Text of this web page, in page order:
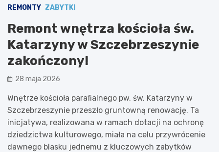
REMONTY ZABYTKI
Remont wnętrza kościoła św.
Katarzyny w Szczebrzeszynie
zakończony!
28 maja 2026
Wnętrze kościoła parafialnego pw. św. Katarzyny w
Szczebrzeszynie przeszło gruntowną renowację. Ta
inicjatywa, realizowana w ramach dotacji na ochronę
dziedzictwa kulturowego, miała na celu przywrócenie
dawnego blasku jednemu z kluczowych zabytków